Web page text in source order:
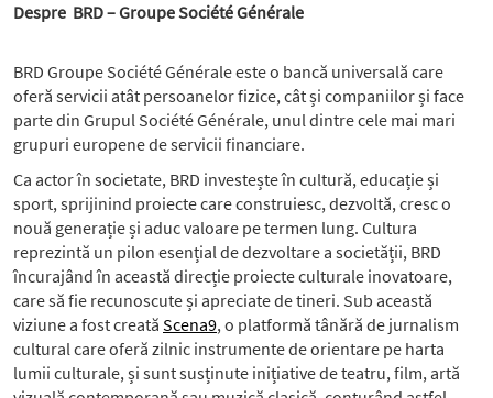
Despre BRD – Groupe Société Générale
BRD Groupe Société Générale este o bancă universală care
oferă servicii atât persoanelor fizice, cât și companiilor și face
parte din Grupul Société Générale, unul dintre cele mai mari
grupuri europene de servicii financiare.
Ca actor în societate, BRD investește în cultură, educație și
sport, sprijinind proiecte care construiesc, dezvoltă, cresc o
nouă generație și aduc valoare pe termen lung. Cultura
reprezintă un pilon esențial de dezvoltare a societății, BRD
încurajând în această direcție proiecte culturale inovatoare,
care să fie recunoscute și apreciate de tineri. Sub această
viziune a fost creată Scena9, o platformă tânără de jurnalism
cultural care oferă zilnic instrumente de orientare pe harta
lumii culturale, și sunt susținute inițiative de teatru, film, artă